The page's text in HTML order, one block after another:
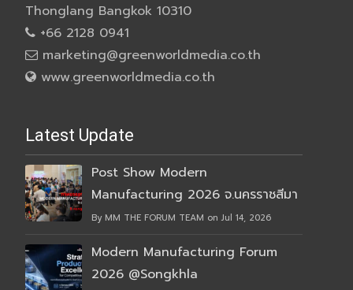
Thonglang Bangkok 10310
+66 2128 0941
marketing@greenworldmedia.co.th
www.greenworldmedia.co.th
Latest Update
Post Show Modern
Manufacturing 2026 จ.นครราชสีมา
By MM THE FORUM TEAM on Jul 14, 2026
Modern Manufacturing Forum
2026 @Songkhla